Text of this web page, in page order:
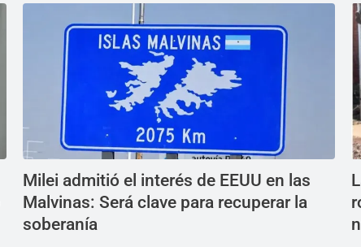
Milei admitió el interés de EEUU en las
Malvinas: Será clave para recuperar la
soberanía